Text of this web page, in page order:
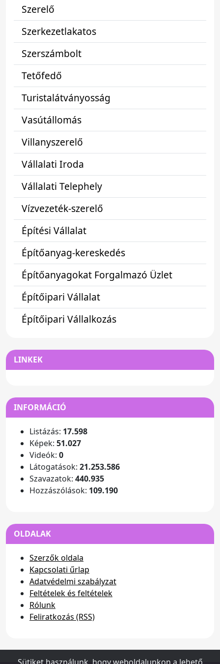
Szerelő
Szerkezetlakatos
Szerszámbolt
Tetőfedő
Turistalátványosság
Vasútállomás
Villanyszerelő
Vállalati Iroda
Vállalati Telephely
Vízvezeték-szerelő
Építési Vállalat
Építőanyag-kereskedés
Építőanyagokat Forgalmazó Üzlet
Építőipari Vállalat
Építőipari Vállalkozás
LINKEK
INFORMÁCIÓ
Listázás: 17.598
Képek: 51.027
Videók: 0
Látogatások: 21.253.586
Szavazatok: 440.935
Hozzászólások: 109.190
OLDALAK
Szerzők oldala
Kapcsolati űrlap
Adatvédelmi szabályzat
Feltételek és feltételek
Rólunk
Feliratkozás (RSS)